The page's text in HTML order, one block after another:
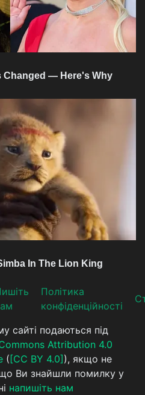
Політика
конфіденційності
сайті подаються під
Attribution 4.0
( [CC BY 4.0] ), якщо не
Ви знайшли помилку у
напишіть нам